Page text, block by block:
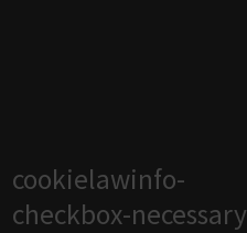
cookielawinfo-
checkbox-necessary